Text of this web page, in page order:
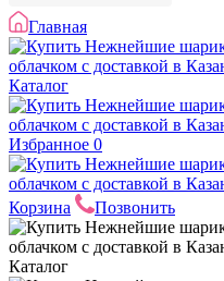
Главная
Каталог
Избранное 0
Корзина Позвонить
Каталог